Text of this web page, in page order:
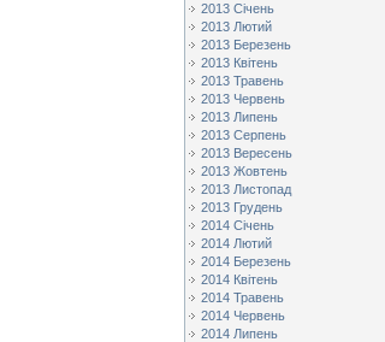
2013 Січень
2013 Лютий
2013 Березень
2013 Квітень
2013 Травень
2013 Червень
2013 Липень
2013 Серпень
2013 Вересень
2013 Жовтень
2013 Листопад
2013 Грудень
2014 Січень
2014 Лютий
2014 Березень
2014 Квітень
2014 Травень
2014 Червень
2014 Липень